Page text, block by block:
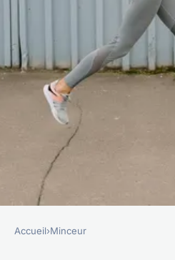
Accueil›Minceur